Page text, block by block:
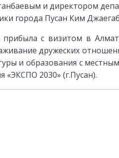
и директором
города Пусан Ким
прибыла с визитом в
дружеских
и образования с
«ЭКСПО 2030» (г.Пусан).